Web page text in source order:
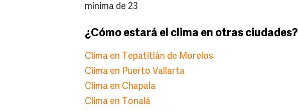
mínima de 23
¿Cómo estará el clima en otras ciudades?
Clima en Tepatitlán de Morelos
Clima en Puerto Vallarta
Clima en Chapala
Clima en Tonalá